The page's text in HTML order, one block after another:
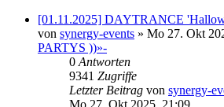
[01.11.2025] DAYTRANCE
von synergy-events » Mo 27. Okt
PARTYS ))»-
0 Antworten
9341 Zugriffe
Letzter Beitrag von synergy-
Mo 27. Okt 2025, 21:09